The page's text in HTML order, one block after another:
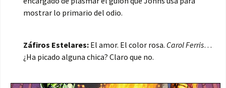
mostrar lo primario del odio.
Záfiros Estelares: El amor. El color rosa. Carol Ferris…
¿Ha picado alguna chica? Claro que no.